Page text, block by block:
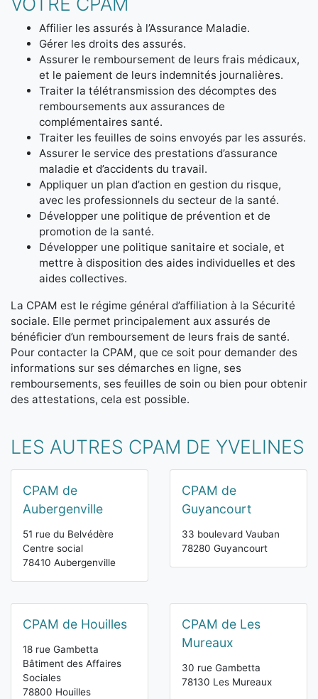
Affilier les assurés à l’Assurance Maladie.
Gérer les droits des assurés.
Assurer le remboursement de leurs frais médicaux,
et le paiement de leurs indemnités journalières.
Traiter la télétransmission des décomptes des
remboursements aux assurances de
complémentaires santé.
Traiter les feuilles de soins envoyés par les assurés.
Assurer le service des prestations d’assurance
maladie et d’accidents du travail.
Appliquer un plan d’action en gestion du risque,
avec les professionnels du secteur de la santé.
Développer une politique de prévention et de
promotion de la santé.
Développer une politique sanitaire et sociale, et
mettre à disposition des aides individuelles et des
aides collectives.
La CPAM est le régime général d’affiliation à la Sécurité
sociale. Elle permet principalement aux assurés de
bénéficier d’un remboursement de leurs frais de santé.
Pour contacter la CPAM, que ce soit pour demander des
informations sur ses démarches en ligne, ses
remboursements, ses feuilles de soin ou bien pour obtenir
des attestations, cela est possible.
LES AUTRES CPAM DE YVELINES
CPAM de
Aubergenville
51 rue du Belvédère
Centre social
78410 Aubergenville
CPAM de
Guyancourt
33 boulevard Vauban
78280 Guyancourt
CPAM de Houilles
18 rue Gambetta
Bâtiment des Affaires
Sociales
78800 Houilles
CPAM de Les
Mureaux
30 rue Gambetta
78130 Les Mureaux